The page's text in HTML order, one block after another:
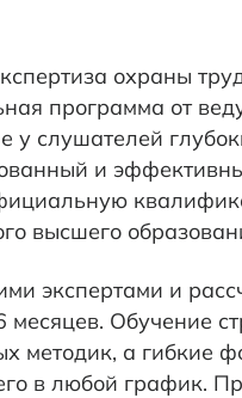
охраны
программа от
у слушателей
и
высшего
экспертами и
Обучение
методик, а гибкие
в любой график.